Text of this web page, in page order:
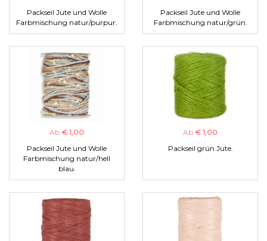
Packseil Jute und Wolle
Farbmischung natur/purpur.
Packseil Jute und Wolle
Farbmischung natur/grün.
Ab € 1,00
Packseil Jute und Wolle
Farbmischung natur/hell
blau.
Ab € 1,00
Packseil grün Jute.